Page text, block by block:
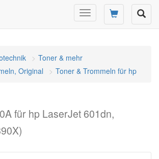
Navigation
umschalten
Toner & mehr
Original
Toner & Trommeln für hp
für hp LaserJet 601dn,